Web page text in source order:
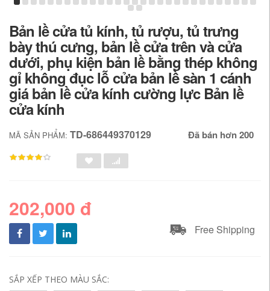
Bản lề cửa tủ kính, tủ rượu, tủ trưng
bày thú cưng, bản lề cửa trên và cửa
dưới, phụ kiện bản lề bằng thép không
gỉ không đục lỗ cửa bản lề sàn 1 cánh
giá bản lề cửa kính cường lực Bản lề
cửa kính
MÃ SẢN PHẨM: TD-686449370129 Đã bán hơn 200
202,000 đ
Free Shipping
SẮP XẾP THEO MÀU SẮC: